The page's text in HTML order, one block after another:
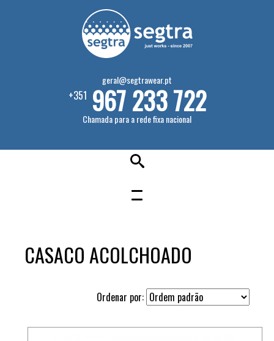
geral@segtrawear.pt
+351 967 233 722
Chamada para a rede fixa nacional
CASACO ACOLCHOADO
Ordenar por: